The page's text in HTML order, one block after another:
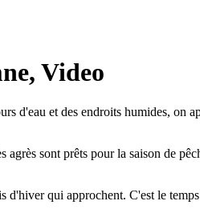
Video
d'eau et des endroits humides, on
sont prêts pour la saison de
qui approchent. C'est le